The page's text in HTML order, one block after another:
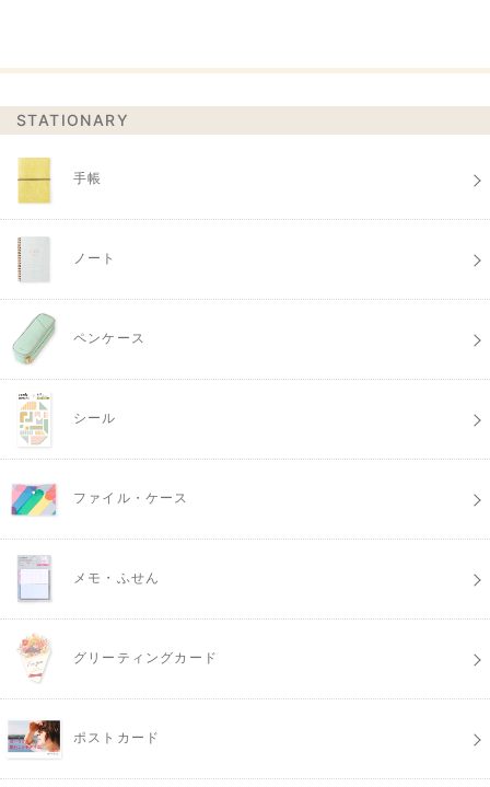
STATIONARY
手帳
ノート
ペンケース
シール
ファイル・ケース
メモ・ふせん
グリーティングカード
ポストカード